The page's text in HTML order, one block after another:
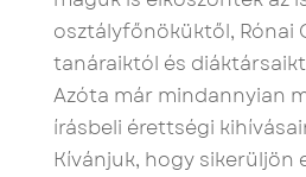
osztályfőnöküktől, Rónai
tanáraiktól és
Azóta már mindannyian
írásbeli érettségi
Kívánjuk, hogy sikerüljön